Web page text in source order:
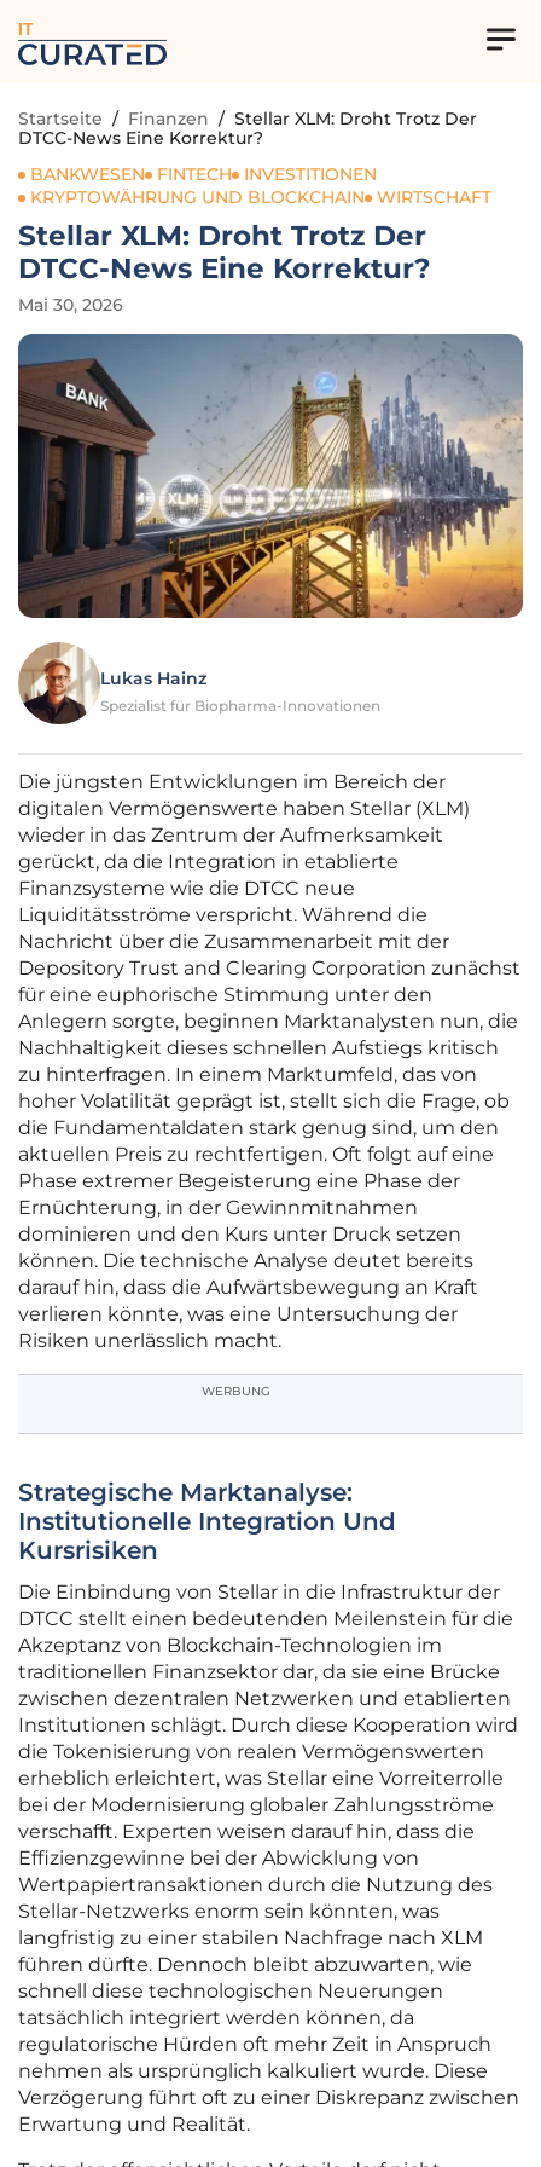
IT
Startseite / Finanzen / Stellar XLM: Droht Trotz Der
DTCC-News Eine Korrektur?
BANKWESEN
FINTECH
INVESTITIONEN
KRYPTOWÄHRUNG UND BLOCKCHAIN
WIRTSCHAFT
Stellar XLM: Droht Trotz Der
DTCC-News Eine Korrektur?
Mai 30, 2026
Lukas Hainz
Spezialist für Biopharma-Innovationen
Die jüngsten Entwicklungen im Bereich der
digitalen Vermögenswerte haben Stellar (XLM)
wieder in das Zentrum der Aufmerksamkeit
gerückt, da die Integration in etablierte
Finanzsysteme wie die DTCC neue
Liquiditätsströme verspricht. Während die
Nachricht über die Zusammenarbeit mit der
Depository Trust and Clearing Corporation zunächst
für eine euphorische Stimmung unter den
Anlegern sorgte, beginnen Marktanalysten nun, die
Nachhaltigkeit dieses schnellen Aufstiegs kritisch
zu hinterfragen. In einem Marktumfeld, das von
hoher Volatilität geprägt ist, stellt sich die Frage, ob
die Fundamentaldaten stark genug sind, um den
aktuellen Preis zu rechtfertigen. Oft folgt auf eine
Phase extremer Begeisterung eine Phase der
Ernüchterung, in der Gewinnmitnahmen
dominieren und den Kurs unter Druck setzen
können. Die technische Analyse deutet bereits
darauf hin, dass die Aufwärtsbewegung an Kraft
verlieren könnte, was eine Untersuchung der
Risiken unerlässlich macht.
WERBUNG
Strategische Marktanalyse:
Institutionelle Integration Und
Kursrisiken
Die Einbindung von Stellar in die Infrastruktur der
DTCC stellt einen bedeutenden Meilenstein für die
Akzeptanz von Blockchain-Technologien im
traditionellen Finanzsektor dar, da sie eine Brücke
zwischen dezentralen Netzwerken und etablierten
Institutionen schlägt. Durch diese Kooperation wird
die Tokenisierung von realen Vermögenswerten
erheblich erleichtert, was Stellar eine Vorreiterrolle
bei der Modernisierung globaler Zahlungsströme
verschafft. Experten weisen darauf hin, dass die
Effizienzgewinne bei der Abwicklung von
Wertpapiertransaktionen durch die Nutzung des
Stellar-Netzwerks enorm sein könnten, was
langfristig zu einer stabilen Nachfrage nach XLM
führen dürfte. Dennoch bleibt abzuwarten, wie
schnell diese technologischen Neuerungen
tatsächlich integriert werden können, da
regulatorische Hürden oft mehr Zeit in Anspruch
nehmen als ursprünglich kalkuliert wurde. Diese
Verzögerung führt oft zu einer Diskrepanz zwischen
Erwartung und Realität.